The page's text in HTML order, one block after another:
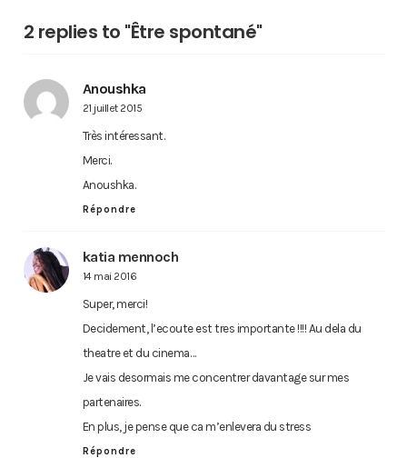
2 replies to "Être spontané"
Anoushka
21 juillet 2015
Très intéressant.
Merci.
Anoushka.
Répondre
katia mennoch
14 mai 2016
Super, merci!
Decidement, l’ecoute est tres importante !!!! Au dela du
theatre et du cinema…
Je vais desormais me concentrer davantage sur mes
partenaires.
En plus, je pense que ca m’enlevera du stress
Répondre